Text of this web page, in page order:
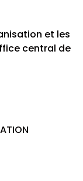
et les
central de